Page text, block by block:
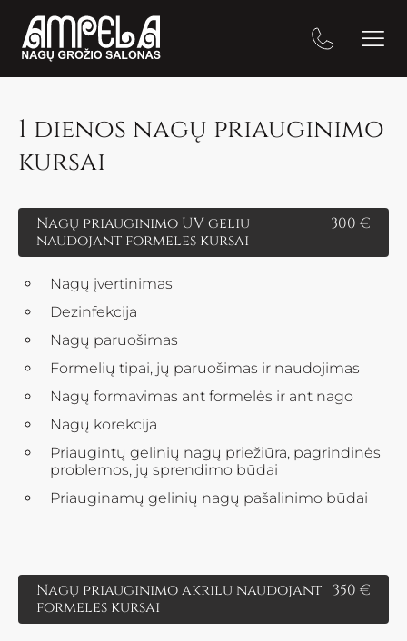
1 dienos nagų priauginimo
kursai
Nagų priauginimo UV geliu
naudojant formeles kursai
300 €
Nagų įvertinimas
Dezinfekcija
Nagų paruošimas
Formelių tipai, jų paruošimas ir naudojimas
Nagų formavimas ant formelės ir ant nago
Nagų korekcija
Priaugintų gelinių nagų priežiūra, pagrindinės
problemos, jų sprendimo būdai
Priauginamų gelinių nagų pašalinimo būdai
Nagų priauginimo akrilu naudojant
formeles kursai
350 €